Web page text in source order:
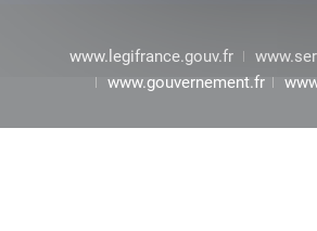
www.legifrance.gouv.fr
www.gouvernement.fr